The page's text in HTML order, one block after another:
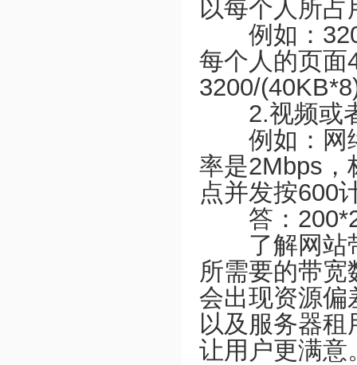
以每个人所占
例如：
每个人的页面
3200/
2.视频或
例如：网络
率是2Mbps，
点并发按600
答：
了解网站带
所需要的带
会出现资源偏
以及服务器
让用户更满意